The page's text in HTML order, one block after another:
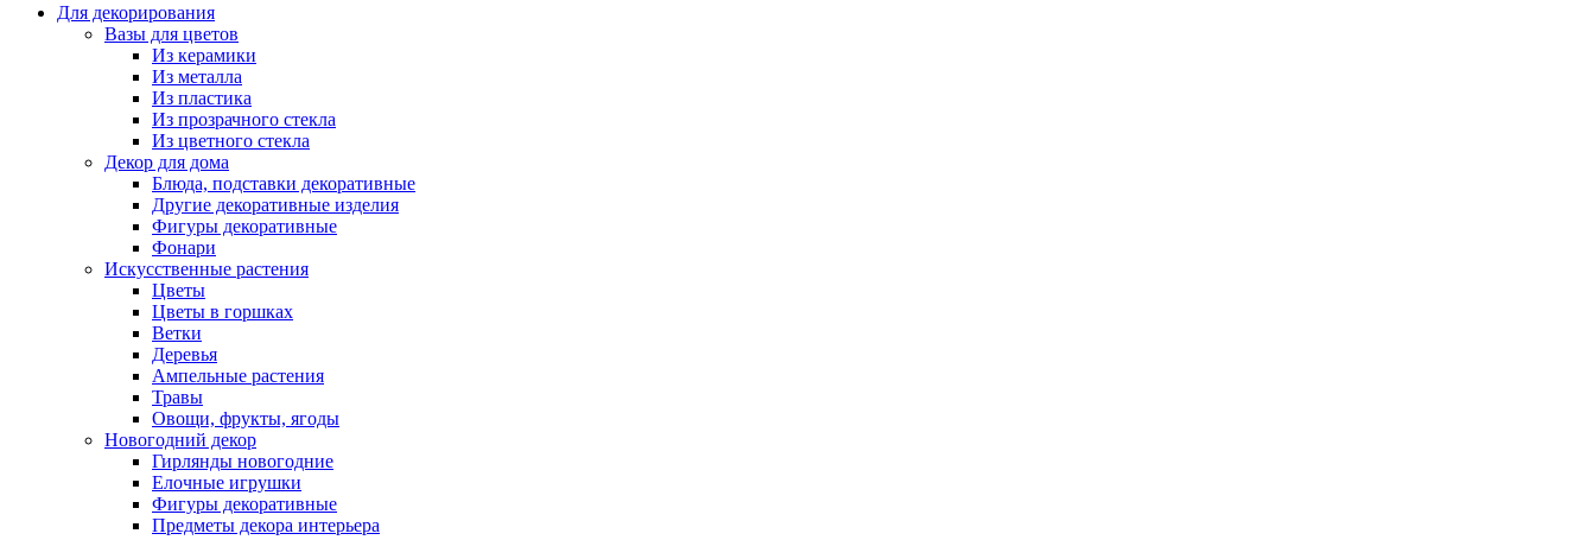
Для декорирования
Вазы для цветов
Из керамики
Из металла
Из пластика
Из прозрачного стекла
Из цветного стекла
Декор для дома
Блюда, подставки декоративные
Другие декоративные изделия
Фигуры декоративные
Фонари
Искусственные растения
Цветы
Цветы в горшках
Ветки
Деревья
Ампельные растения
Травы
Овощи, фрукты, ягоды
Новогодний декор
Гирлянды новогодние
Елочные игрушки
Фигуры декоративные
Предметы декора интерьера